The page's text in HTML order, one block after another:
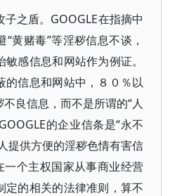
之盾。GOOGLE在指摘中
黄赌毒”等淫秽信息不谈，
感信息和网站作为例证。
的信息和网站中，８０％以
良信息，而不是所谓的“人
的企业信条是“永不
提供方便的淫秽色情有害信
一个主权国家从事商业经营
定的相关的法律准则，算不